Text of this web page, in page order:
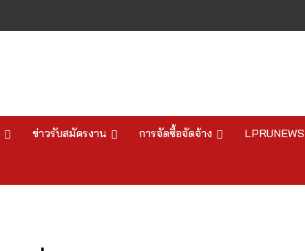
ข่าวรับสมัครงาน การจัดซื้อจัดจ้าง LPRUNEWS